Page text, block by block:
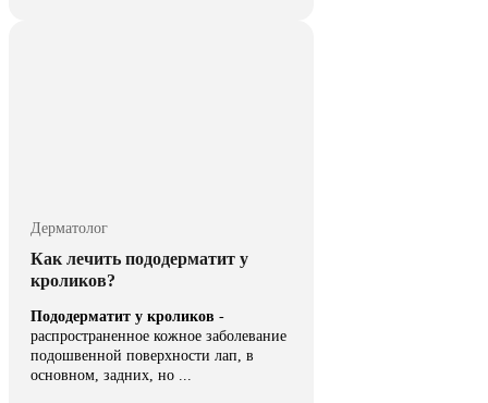
Дерматолог
Как лечить пододерматит у
кроликов?
Пододерматит у кроликов -
распространенное кожное заболевание
подошвенной поверхности лап, в
основном, задних, но ...